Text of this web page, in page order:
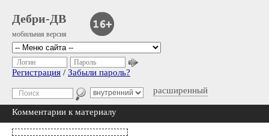
Дебри-ДВ
мобильная версия
расширенный
Логин Пароль
Регистрация / Забыли пароль?
Комментарии к материалу